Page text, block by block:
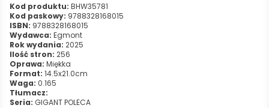
Kod produktu: BHW35781
Kod paskowy: 9788328168015
ISBN: 9788328168015
Wydawca: Egmont
Rok wydania: 2025
Ilość stron: 256
Oprawa: Miękka
Format: 14.5x21.0cm
Waga: 0.165
Tłumacz:
Seria: GIGANT POLECA